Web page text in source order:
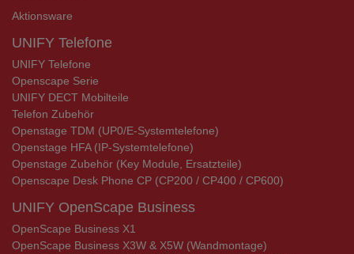
Aktionsware
UNIFY Telefone
UNIFY Telefone
Openscape Serie
UNIFY DECT Mobilteile
Telefon Zubehör
Openstage TDM (UP0/E-Systemtelefone)
Openstage HFA (IP-Systemtelefone)
Openstage Zubehör (Key Module, Ersatzteile)
Openscape Desk Phone CP (CP200 / CP400 / CP600)
UNIFY OpenScape Business
OpenScape Business X1
OpenScape Business X3W & X5W (Wandmontage)